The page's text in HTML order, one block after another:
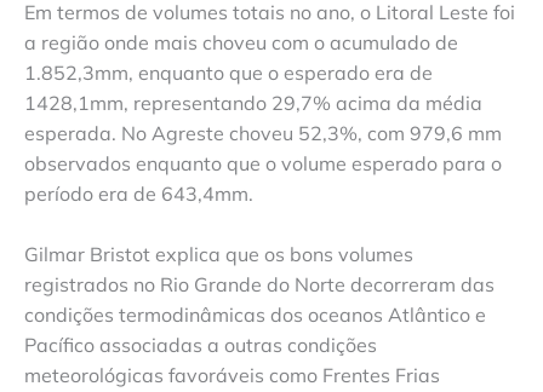
Em termos de volumes totais no ano, o Litoral Leste foi
a região onde mais choveu com o acumulado de
1.852,3mm, enquanto que o esperado era de
1428,1mm, representando 29,7% acima da média
esperada. No Agreste choveu 52,3%, com 979,6 mm
observados enquanto que o volume esperado para o
período era de 643,4mm.
Gilmar Bristot explica que os bons volumes
registrados no Rio Grande do Norte decorreram das
condições termodinâmicas dos oceanos Atlântico e
Pacífico associadas a outras condições
meteorológicas favoráveis como Frentes Frias